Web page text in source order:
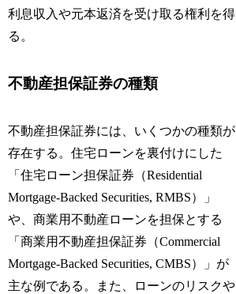
利息収入や元本返済を受け取る権利を得
る。
不動産担保証券の種類
不動産担保証券には、いくつかの種類が
存在する。住宅ローンを裏付けにした
「住宅ローン担保証券（Residential
Mortgage-Backed Securities, RMBS）」
や、商業用不動産ローンを担保とする
「商業用不動産担保証券（Commercial
Mortgage-Backed Securities, CMBS）」が
主な例である。また、ローンのリスクや